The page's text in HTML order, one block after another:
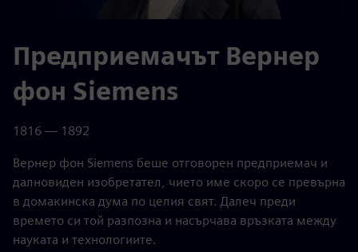
Предприемачът Вернер
фон Siemens
1816 — 1892
Вернер фон Siemens беше отговорен предприемач и
далновиден изобретател, чието име скоро се превърна
в домакинска дума по целия свят. Далеч преди
времето си той разпозна и насърчава връзката между
науката и технологиите.